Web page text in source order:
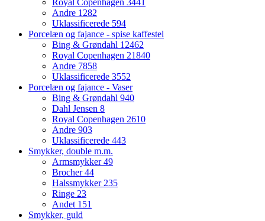
Royal Copenhagen 3441
Andre 1282
Uklassificerede 594
Porcelæn og fajance - spise kaffestel
Bing & Grøndahl 12462
Royal Copenhagen 21840
Andre 7858
Uklassificerede 3552
Porcelæn og fajance - Vaser
Bing & Grøndahl 940
Dahl Jensen 8
Royal Copenhagen 2610
Andre 903
Uklassificerede 443
Smykker, double m.m.
Armsmykker49
Brocher44
Halssmykker 235
Ringe 23
Andet 151
Smykker, guld